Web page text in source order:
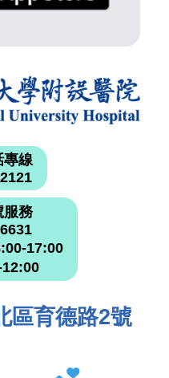
專線
服務
17:00
區育德路2號